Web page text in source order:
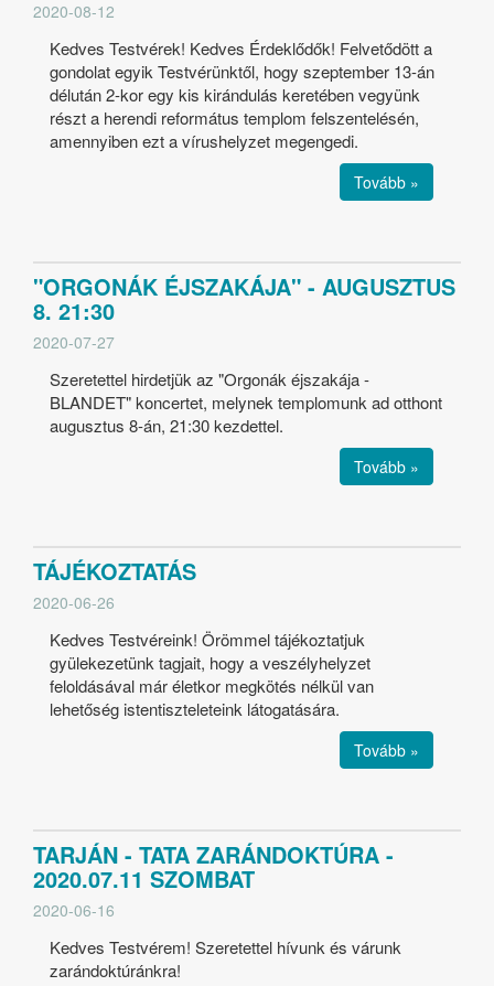
2020-08-12
Kedves Testvérek! Kedves Érdeklődők! Felvetődött a
gondolat egyik Testvérünktől, hogy szeptember 13-án
délután 2-kor egy kis kirándulás keretében vegyünk
részt a herendi református templom felszentelésén,
amennyiben ezt a vírushelyzet megengedi.
Tovább »
"ORGONÁK ÉJSZAKÁJA" - AUGUSZTUS
8. 21:30
2020-07-27
Szeretettel hirdetjük az "Orgonák éjszakája -
BLANDET" koncertet, melynek templomunk ad otthont
augusztus 8-án, 21:30 kezdettel.
Tovább »
TÁJÉKOZTATÁS
2020-06-26
Kedves Testvéreink! Örömmel tájékoztatjuk
gyülekezetünk tagjait, hogy a veszélyhelyzet
feloldásával már életkor megkötés nélkül van
lehetőség istentiszteleteink látogatására.
Tovább »
TARJÁN - TATA ZARÁNDOKTÚRA -
2020.07.11 SZOMBAT
2020-06-16
Kedves Testvérem! Szeretettel hívunk és várunk
zarándoktúránkra!